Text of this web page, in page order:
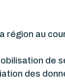
région au
de
des